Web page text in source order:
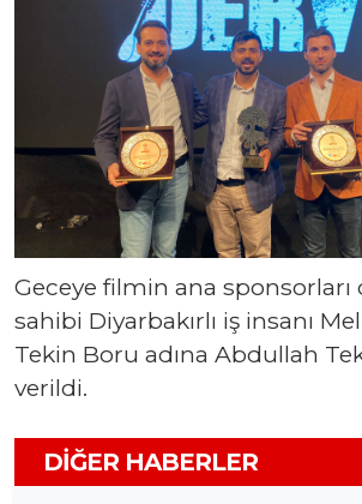
Geceye filmin ana sponsorları
sahibi Diyarbakırlı iş insanı
Tekin Boru adına Abdullah
verildi.
DIĞER HABERLER